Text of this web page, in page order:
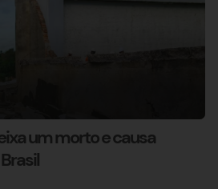
um morto e causa